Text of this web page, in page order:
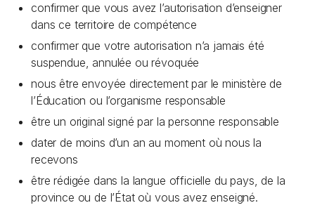
confirmer que vous avez l’autorisation d’enseigner
dans ce territoire de compétence
confirmer que votre autorisation n’a jamais été
suspendue, annulée ou révoquée
nous être envoyée directement par le ministère de
l’Éducation ou l’organisme responsable
être un original signé par la personne responsable
dater de moins d’un an au moment où nous la
recevons
être rédigée dans la langue officielle du pays, de la
province ou de l’État où vous avez enseigné.